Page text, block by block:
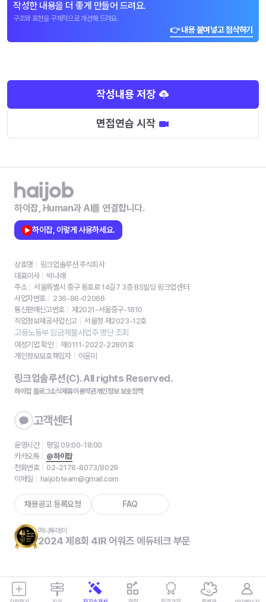
작성한 내용을 더 좋게 만들어 드려요.
구조와 표현을 구체적으로 개선해 드려요.
👉 내용 붙여넣고 첨삭하기
작성내용 저장
면접연습 시작
하이잡, Human과 AI를 연결합니다.
하이잡, 이렇게 사용하세요.
상호명
링크업솔루션 주식회사
대표이사
박나래
주소
서울특별시 중구 동호로 14길7 3층 BS빌딩 링크업센터
사업자번호
236-86-02066
통신판매신고번호
제2021-서울중구-1810
직업정보제공사업신고
서울청 제2023-12호
고용노동부 임금체불사업주 명단 조회
여성기업 확인
제0111-2022-22801호
개인정보보호책임자
이윤미
링크업솔루션(C). All rights Reserved.
하이잡 블로그소식제휴이용약관개인정보 보호정책
고객센터
운영시간
평일 09:00-18:00
카카오톡
@하이잡
전화번호
02-2178-8073/8029
이메일
haijobteam@gmail.com
채용공고 등록요청 FAQ
머니투데이
2024 제8회 4IR 어워즈 에듀테크 부문